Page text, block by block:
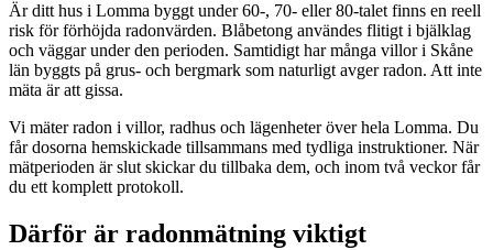
Är ditt hus i Lomma byggt under 60-, 70- eller 80-talet finns en reell
risk för förhöjda radonvärden. Blåbetong användes flitigt i bjälklag
och väggar under den perioden. Samtidigt har många villor i Skåne
län byggts på grus- och bergmark som naturligt avger radon. Att inte
mäta är att gissa.
Vi mäter radon i villor, radhus och lägenheter över hela Lomma. Du
får dosorna hemskickade tillsammans med tydliga instruktioner. När
mätperioden är slut skickar du tillbaka dem, och inom två veckor får
du ett komplett protokoll.
Därför är radonmätning viktigt